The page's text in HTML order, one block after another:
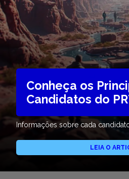
Conheça os
Candidatos do
Informações sobre cada
LEIA O